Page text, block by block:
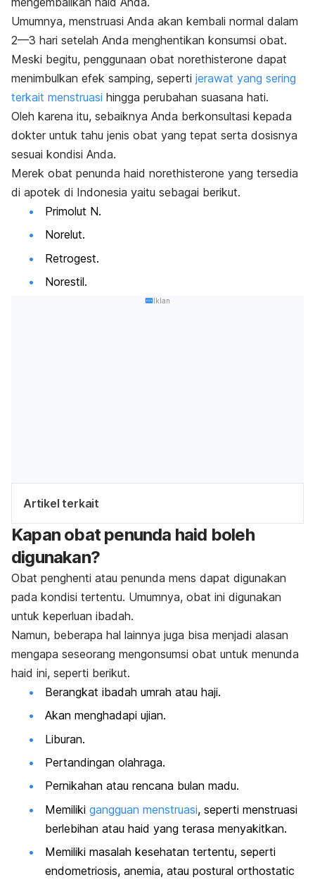
Umumnya, menstruasi Anda akan kembali normal dalam
2—3 hari setelah Anda menghentikan konsumsi obat.
Meski begitu, penggunaan obat norethisterone dapat
menimbulkan efek samping, seperti jerawat yang sering
terkait menstruasi hingga perubahan suasana hati.
Oleh karena itu, sebaiknya Anda berkonsultasi kepada
dokter untuk tahu jenis obat yang tepat serta dosisnya
sesuai kondisi Anda.
Merek obat penunda haid norethisterone yang tersedia
di apotek di Indonesia yaitu sebagai berikut.
Primolut N.
Norelut.
Retrogest.
Norestil.
Iklan
Artikel terkait
Kapan obat penunda haid boleh
digunakan?
Obat penghenti atau penunda mens dapat digunakan
pada kondisi tertentu. Umumnya, obat ini digunakan
untuk keperluan ibadah.
Namun, beberapa hal lainnya juga bisa menjadi alasan
mengapa seseorang mengonsumsi obat untuk menunda
haid ini, seperti berikut.
Berangkat ibadah umrah atau haji.
Akan menghadapi ujian.
Liburan.
Pertandingan olahraga.
Pernikahan atau rencana bulan madu.
Memiliki gangguan menstruasi, seperti menstruasi
berlebihan atau haid yang terasa menyakitkan.
Memiliki masalah kesehatan tertentu, seperti
endometriosis, anemia, atau postural orthostatic